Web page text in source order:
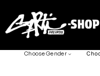
Choose Gender